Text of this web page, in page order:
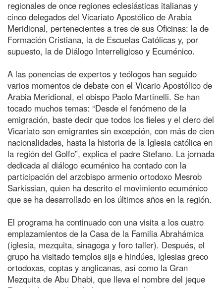
regionales de once regiones eclesiásticas italianas y
cinco delegados del Vicariato Apostólico de Arabia
Meridional, pertenecientes a tres de sus Oficinas: la de
Formación Cristiana, la de Escuelas Católicas y, por
supuesto, la de Diálogo Interreligioso y Ecuménico.
A las ponencias de expertos y teólogos han seguido
varios momentos de debate con el Vicario Apostólico de
Arabia Meridional, el obispo Paolo Martinelli. Se han
tocado muchos temas: “Desde el fenómeno de la
emigración, baste decir que todos los fieles y el clero del
Vicariato son emigrantes sin excepción, con más de cien
nacionalidades, hasta la historia de la Iglesia católica en
la región del Golfo”, explica el padre Stefano. La jornada
dedicada al diálogo ecuménico ha contado con la
participación del arzobispo armenio ortodoxo Mesrob
Sarkissian, quien ha descrito el movimiento ecuménico
que se ha desarrollado en los últimos años en la región.
El programa ha continuado con una visita a los cuatro
emplazamientos de la Casa de la Familia Abrahámica
(iglesia, mezquita, sinagoga y foro taller). Después, el
grupo ha visitado templos sijs e hindúes, iglesias greco
ortodoxas, coptas y anglicanas, así como la Gran
Mezquita de Abu Dhabi, que lleva el nombre del jeque